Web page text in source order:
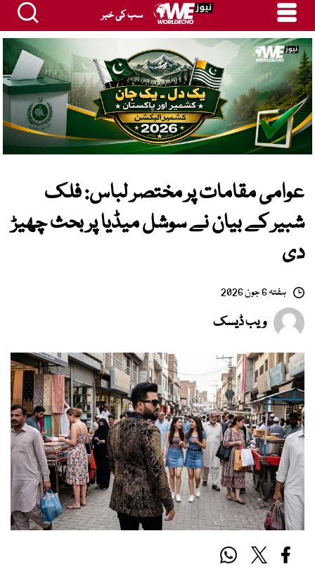
سب کی خبر
عوامی مقامات پر مختصر لباس: فلک
شبیر کے بیان نے سوشل میڈیا پر بحث چھیڑ
دی
ہفتہ 6 جون 2026
ویب ڈیسک